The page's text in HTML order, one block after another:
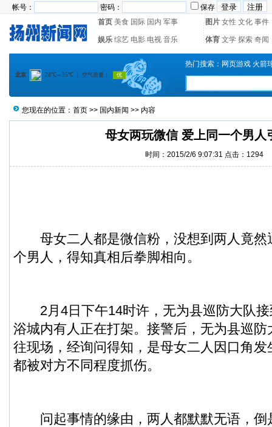
帐号： 密码：
保存
首页 美食 国际 国内 军事 图片 女性 文化 事件
娱乐 综艺 电影 电视 音乐 体育 文学 探索 奇闻
热门搜索： 网页游戏 火箭
您现在的位置： 首页 >> 国内新闻 >> 内容
母女两玩微信 爱上同一个男人
时间：2015/2/6 9:07:31 点击： 1294
母女二人都是微信粉 ，没想到两人竟
个男人，得知真相后拳脚相向。
2月4日下午14时许，无为县巡防大队接
浴城内有人正在打架。接警后，无为县巡
往现场，经询问得知，是母女二人因口角
都被对方不同程度抓伤。
问起事情的缘由，两人都默默无语，倒